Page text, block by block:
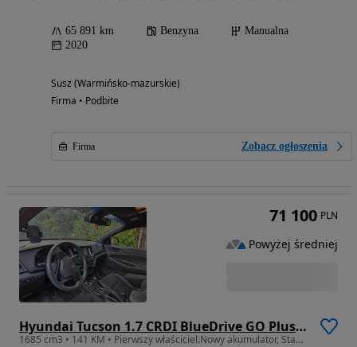
65 891 km Benzyna
Manualna
2020
Susz (Warmińsko-mazurskie)
Firma • Podbite
Firma Zobacz ogłoszenia
Hyundai Tucson 1.7 CRDI BlueDrive GO Plus 2WD DCT
1685 cm3 • 141 KM • Pierwszy właściciel.Nowy akumulator, Stan Idealny
71 100 PLN
Powyżej średniej